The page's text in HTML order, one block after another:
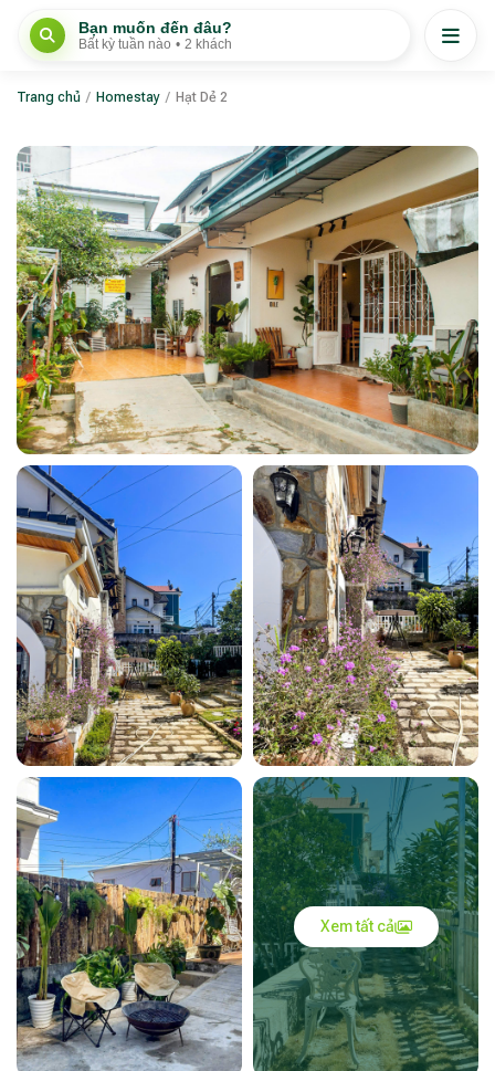
Bạn muốn đến đâu?
Bất kỳ tuần nào • 2 khách
Trang chủ / Homestay / Hạt Dẻ 2
Xem tất cả